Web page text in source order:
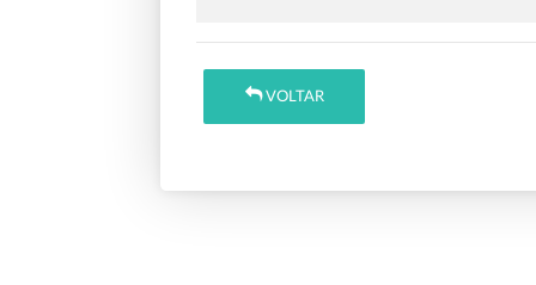
VOLTAR